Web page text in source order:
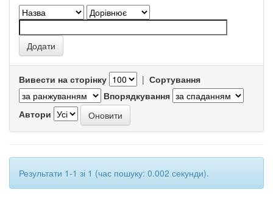
Вивести на сторінку | Сортування
Впорядкування
Автори
Результати 1-1 зі 1 (час пошуку: 0.002 секунди).